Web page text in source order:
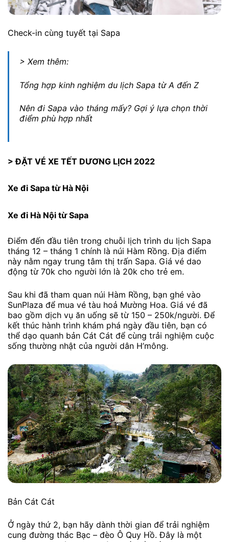
Check-in cùng tuyết tại Sapa
> Xem thêm:
Tổng hợp kinh nghiệm du lịch Sapa từ A đến Z
Nên đi Sapa vào tháng mấy? Gợi ý lựa chọn thời
điểm phù hợp nhất
> ĐẶT VÉ XE TẾT DƯƠNG LỊCH 2022
Xe đi Sapa từ Hà Nội
Xe đi Hà Nội từ Sapa
Điểm đến đầu tiên trong chuỗi lịch trình du lịch Sapa
tháng 12 – tháng 1 chính là núi Hàm Rồng. Địa điểm
này nằm ngay trung tâm thị trấn Sapa. Giá vé dao
động từ 70k cho người lớn là 20k cho trẻ em.
Sau khi đã tham quan núi Hàm Rồng, bạn ghé vào
SunPlaza để mua vé tàu hoả Mường Hoa. Giá vé đã
bao gồm dịch vụ ăn uống sẽ từ 150 – 250k/người. Để
kết thúc hành trình khám phá ngày đầu tiên, bạn có
thể dạo quanh bản Cát Cát để cùng trải nghiệm cuộc
sống thường nhật của người dân H’mông.
Bản Cát Cát
Ở ngày thứ 2, bạn hãy dành thời gian để trải nghiệm
cung đường thác Bạc – đèo Ô Quy Hồ. Đây là một